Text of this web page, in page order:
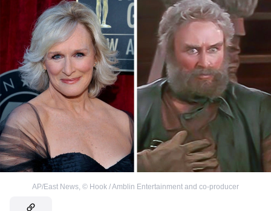
AP/East News © Hook / Amblin Entertainment and co-producer